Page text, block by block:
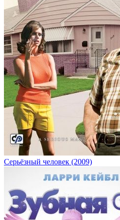
Серьёзный человек (2009)